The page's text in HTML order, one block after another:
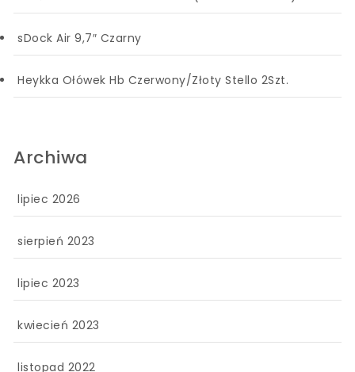
sDock Air 9,7″ Czarny
Heykka Ołówek Hb Czerwony/Złoty Stello 2Szt.
Archiwa
lipiec 2026
sierpień 2023
lipiec 2023
kwiecień 2023
listopad 2022